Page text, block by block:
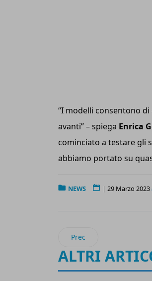
“I modelli consentono
avanti” – spiega Enrica
cominciato a testare gli
abbiamo portato su
NEWS | 29 Marzo 2023
Articolo precedente:
Prec
ALTRI